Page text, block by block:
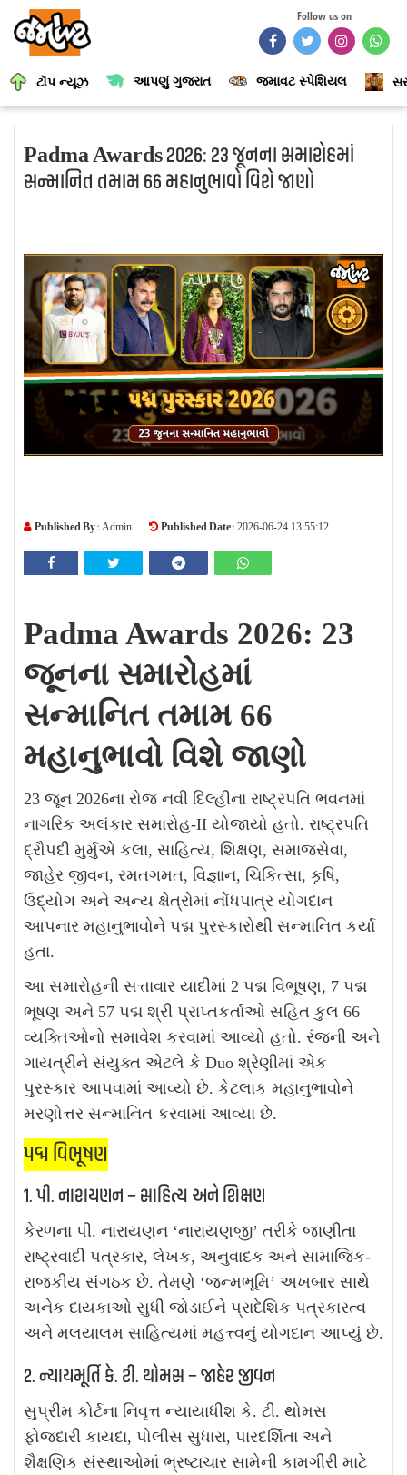
Follow us on
ટૉપ ન્યૂઝ આપણું ગુજરાત જમાવટ સ્પેશિયલ
Padma Awards 2026: 23 જૂનના સમારોહમાં
સન્માનિત તમામ 66 મહાનુભાવો વિશે જાણો
Published By : Admin Published Date : 2026-06-24 13:55:12
Padma Awards 2026: 23
જૂનના સમારોહમાં
સન્માનિત તમામ 66
મહાનુભાવો વિશે જાણો
23 જૂન 2026ના રોજ નવી દિલ્હીના રાષ્ટ્રપતિ ભવનમાં
નાગરિક અલંકાર સમારોહ-II યોજાયો હતો. રાષ્ટ્રપતિ
દ્રૌપદી મુર્મુએ કલા, સાહિત્ય, શિક્ષણ, સમાજસેવા,
જાહેર જીવન, રમતગમત, વિજ્ઞાન, ચિકિત્સા, કૃષિ,
ઉદ્યોગ અને અન્ય ક્ષેત્રોમાં નોંધપાત્ર યોગદાન
આપનાર મહાનુભાવોને પદ્મ પુરસ્કારોથી સન્માનિત કર્યા
હતા.
આ સમારોહની સત્તાવાર યાદીમાં 2 પદ્મ વિભૂષણ, 7 પદ્મ
ભૂષણ અને 57 પદ્મ શ્રી પ્રાપ્તકર્તાઓ સહિત કુલ 66
વ્યક્તિઓનો સમાવેશ કરવામાં આવ્યો હતો. રંજની અને
ગાયત્રીને સંયુક્ત એટલે કે Duo શ્રેણીમાં એક
પુરસ્કાર આપવામાં આવ્યો છે. કેટલાક મહાનુભાવોને
મરણોત્તર સન્માનિત કરવામાં આવ્યા છે.
પદ્મ વિભૂષણ
1. પી. નારાયણન – સાહિત્ય અને શિક્ષણ
કેરળના પી. નારાયણન ‘નારાયણજી’ તરીકે જાણીતા
રાષ્ટ્રવાદી પત્રકાર, લેખક, અનુવાદક અને સામાજિક-
રાજકીય સંગઠક છે. તેમણે ‘જન્મભૂમિ’ અખબાર સાથે
અનેક દાયકાઓ સુધી જોડાઈને પ્રાદેશિક પત્રકારત્વ
અને મલયાલમ સાહિત્યમાં મહત્ત્વનું યોગદાન આપ્યું છે.
2. ન્યાયમૂર્તિ કે. ટી. થોમસ – જાહેર જીવન
સુપ્રીમ કોર્ટના નિવૃત્ત ન્યાયાધીશ કે. ટી. થોમસ
ફોજદારી કાયદા, પોલીસ સુધારા, પારદર્શિતા અને
શૈક્ષણિક સંસ્થાઓમાં ભ્રષ્ટાચાર સામેની કામગીરી માટે